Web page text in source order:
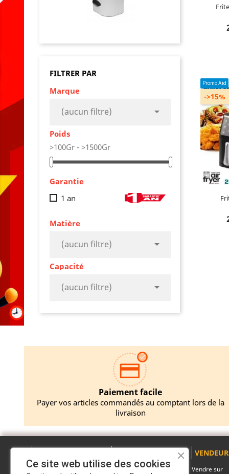
FILTRER PAR
Marque
(aucun filtre) 
Poids
>100Gr - >1500Gr
Garantie
1 an
Matière
(aucun filtre) 
Capacité
(aucun filtre) 
Promo Aid
->15%
Paiement facile
Payer vos articles commandés au comptant lors de la
livraison
Mentions légales Promotions Vendre sur
Ce site web utilise des cookies